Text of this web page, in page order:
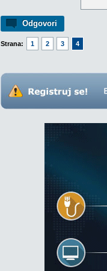
Odgovori
Strana: 1 2 3 4